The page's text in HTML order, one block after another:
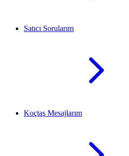
Satıcı Sorularım
Koçtaş Mesajlarım